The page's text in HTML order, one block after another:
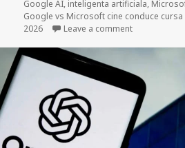
on
Google AI, inteligenta artificiala,
Google vs Microsoft cine conduce cursa
2026
Leave a commenton Cine